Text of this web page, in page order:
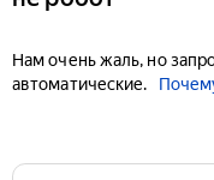
Нам очень жаль, но
автоматические.